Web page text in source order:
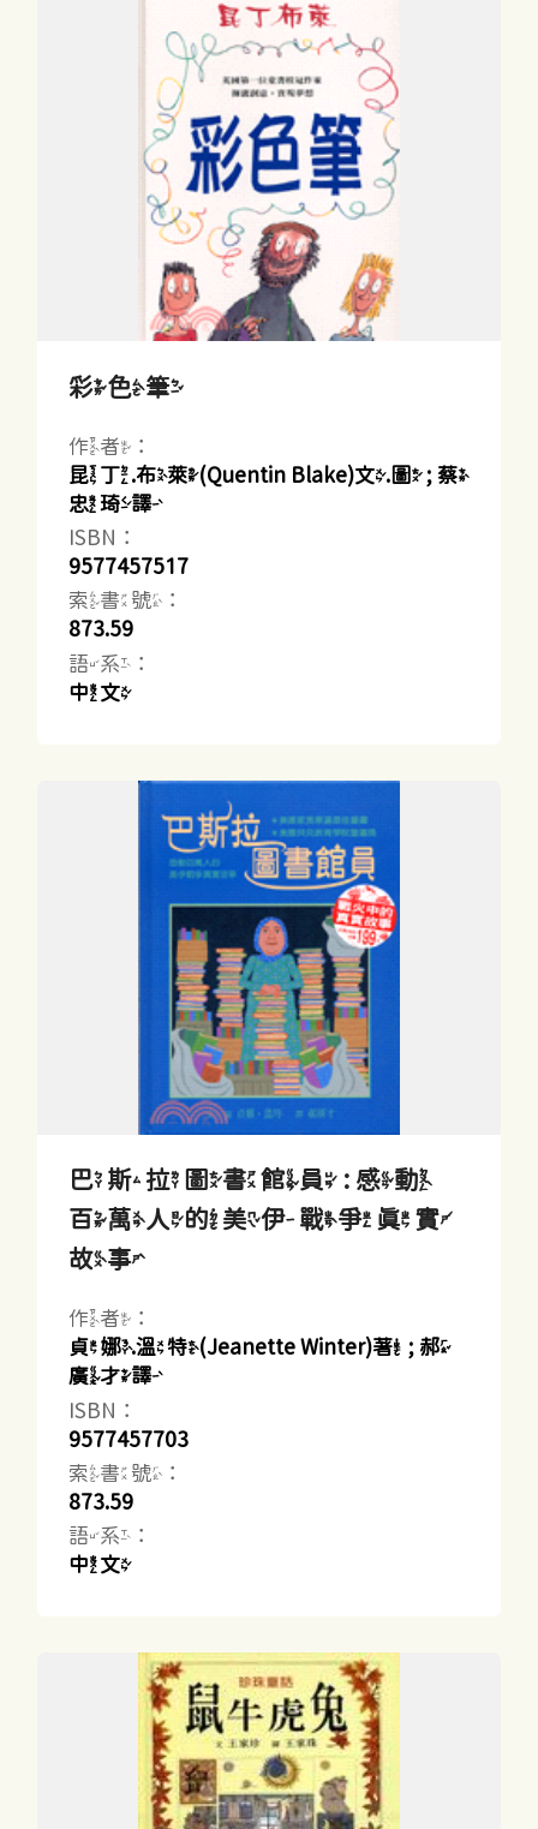
彩色筆
作者：
昆丁.布萊(Quentin Blake)文.圖 ; 蔡
忠琦譯
ISBN：
9577457517
索書號：
873.59
語系：
中文
巴斯拉圖書館員 : 感動
百萬人的美伊戰爭真實
故事
作者：
貞娜.溫特(Jeanette Winter)著 ; 郝
廣才譯
ISBN：
9577457703
索書號：
873.59
語系：
中文